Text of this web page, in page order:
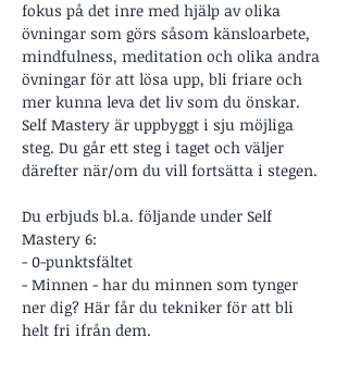
fokus på det inre med hjälp av olika
övningar som görs såsom känsloarbete,
mindfulness, meditation och olika andra
övningar för att lösa upp, bli friare och
mer kunna leva det liv som du önskar.
Self Mastery är uppbyggt i sju möjliga
steg. Du går ett steg i taget och väljer
därefter när/om du vill fortsätta i stegen.
Du erbjuds bl.a. följande under Self
Mastery 6:
- 0-punktsfältet
- Minnen - har du minnen som tynger
ner dig? Här får du tekniker för att bli
helt fri ifrån dem.